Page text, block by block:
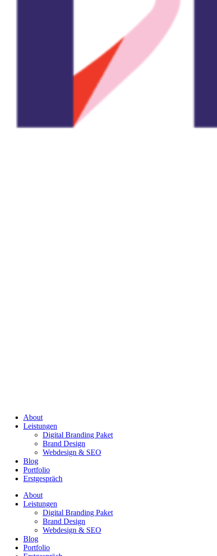
About
Leistungen
Digital Branding Paket
Brand Design
Webdesign & SEO
Blog
Portfolio
Erstgespräch
About
Leistungen
Digital Branding Paket
Brand Design
Webdesign & SEO
Blog
Portfolio